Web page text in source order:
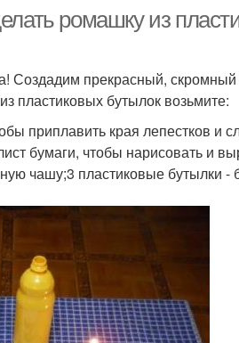
ромашку из
Создадим прекрасный, скромный
пластиковых бутылок возьмите:
приплавить края лепестков и
бумаги, чтобы нарисовать и
чашу;3 пластиковые бутылки -